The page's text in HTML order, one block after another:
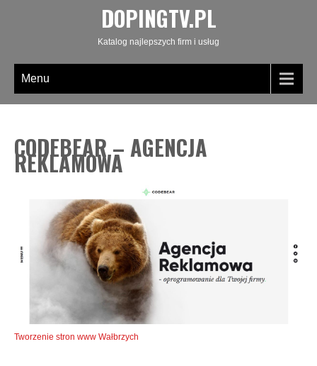
DOPINGTV.PL
Katalog najlepszych firm i usług
Menu
CODEBEAR – AGENCJA
REKLAMOWA
Tworzenie stron www Wałbrzych